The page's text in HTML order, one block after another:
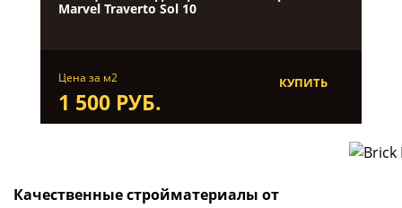
Marvel Traverto Sol 10
Цена за м2
1 500 РУБ.
КУПИТЬ
Качественные стройматериалы от